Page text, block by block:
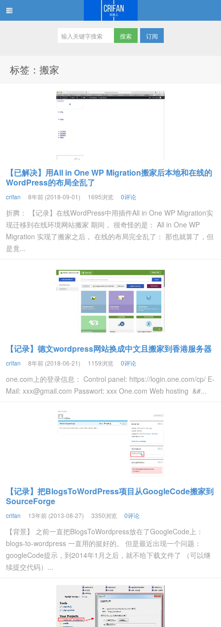
订阅
标签：搬家
【已解决】用All in One WP Migration搬家后本地和在线的
WordPress的布局全乱了
crifan 8年前 (2018-09-01) 1695浏览 0评论
折腾： 【记录】在线WordPress中用插件All in One WP Migration实
现迁移到在线环境网站搬家 期间， 很奇怪的是： All in One WP
Migration 实现了搬家之后， 在线的布局完全乱了： 那也就算了，但
是竟...
【记录】德文wordpress网站换成中文且搬家到香港服务器
crifan 8年前 (2018-06-21) 1159浏览 0评论
one.com上的登录信息： Control panel: https://login.one.com/cp/ E-
Mail: xxx@gmail.com Passwort: xxx One.com Web hosting &#...
【记录】把BlogsToWordPress项目从GoogleCode搬家到
SourceForge
crifan 13年前 (2013-08-27) 3350浏览 0评论
【背景】 之前一直把BlogsToWordpress放在了GoogleCode上：
blogs-to-wordpress 一直用的挺好的。 但是最近出现一个问题：
googleCode提示，到2014年1月之后，就不给下载文件了 （可以继
续提交代码）...